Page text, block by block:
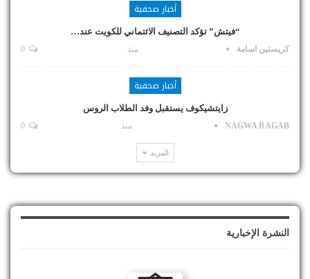
أخبار صحفية
“فيتش” تؤكد التصنيف الائتماني للكويت عند…
كريستين اسامة منذ
أخبار صحفية
زايتشيكوف يستقبل وفد الطلاب الروس
NAGWA RAGAB منذ
المزيد
النشرة الإخبارية